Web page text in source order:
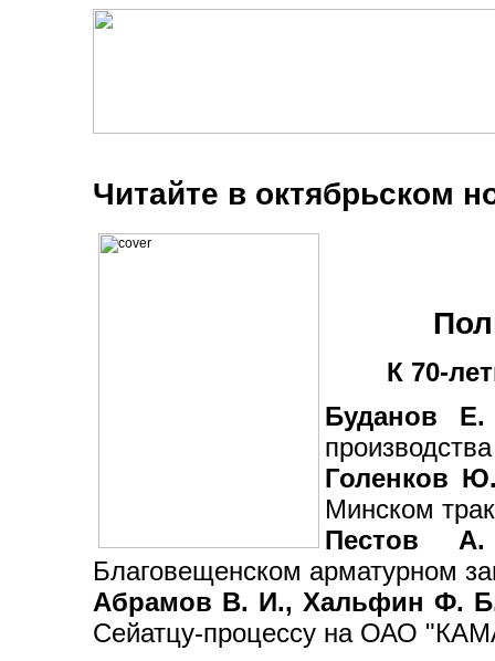
Читайте в октябрьском
К 70-
Буданов Е.
Голенков
Минском
Пестов А.
Благовещенском арматурном
Абрамов В. И., Хальфин Ф.
Сейатцу-процессу на ОАО